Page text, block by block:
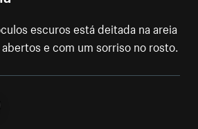
escuros está deitada na areia
e com um sorriso no rosto.